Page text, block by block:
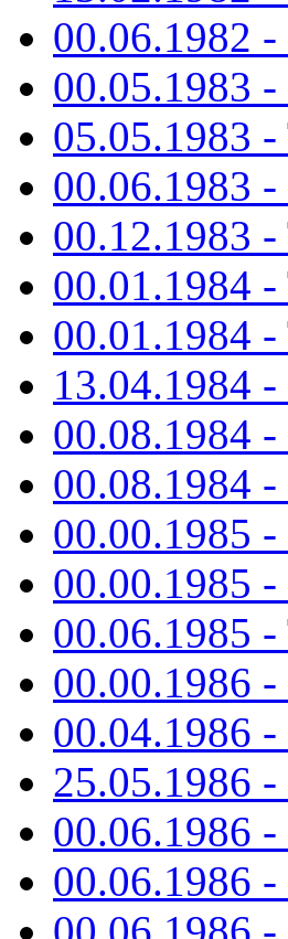
00.06.1982
00.05.1983
05.05.1983
00.06.1983
00.12.1983
00.01.1984 -
00.01.1984 -
13.04.1984
00.08.1984
00.08.1984
00.00.1985 -
00.00.1985
00.06.1985
00.00.1986
00.04.1986
25.05.1986
00.06.1986
00.06.1986